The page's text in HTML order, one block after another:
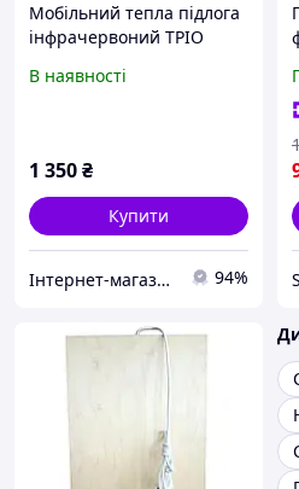
Мобільний тепла підлога
інфрачервоний ТРІО
В наявності
1 350₴
Купити
Інтернет-магазин Теплосистема 94%